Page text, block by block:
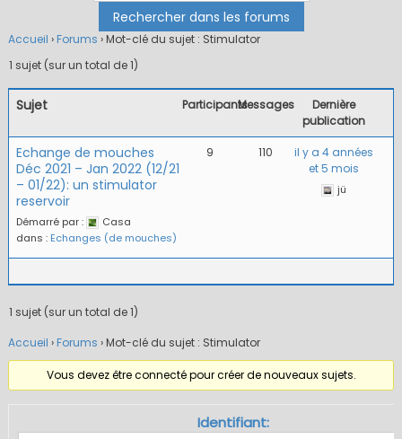
Accueil › Forums ›Mot-clé du sujet : Stimulator
1 sujet (sur un total de 1)
Sujet ParticipantsMessages
Dernière
publication
Echange de mouches
Déc 2021 – Jan 2022 (12/21
– 01/22): un stimulator
reservoir
Démarré par :
Casa
dans : Echanges (de mouches)
9 110
il y a 4 années
et 5 mois
jü
1 sujet (sur un total de 1)
Accueil › Forums ›Mot-clé du sujet : Stimulator
Vous devez être connecté pour créer de nouveaux sujets.
Identifiant: